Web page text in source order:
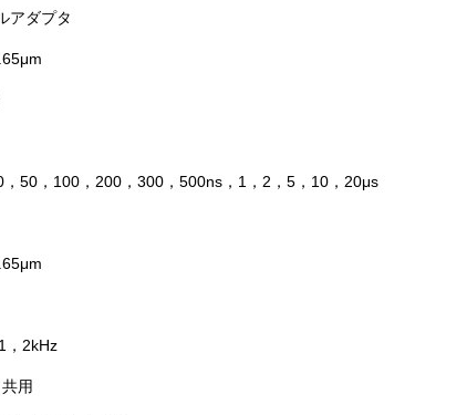
アダプタ
50，100，200，300，500ns，1，2，5，10，20μs
，2kHz
用